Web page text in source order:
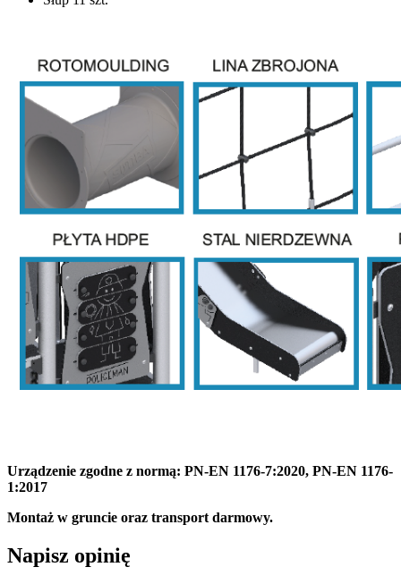
Urządzenie zgodne z normą: PN-EN 1176-7:2020, PN-EN 1176-
1:2017
Montaż w gruncie oraz transport darmowy.
Napisz opinię